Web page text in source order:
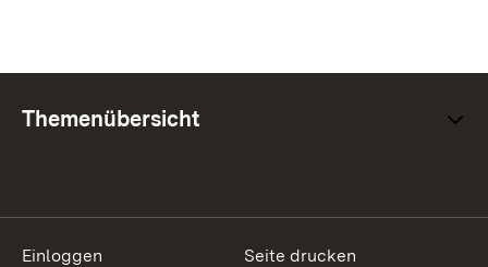
Themenübersicht
Einloggen Seite drucken